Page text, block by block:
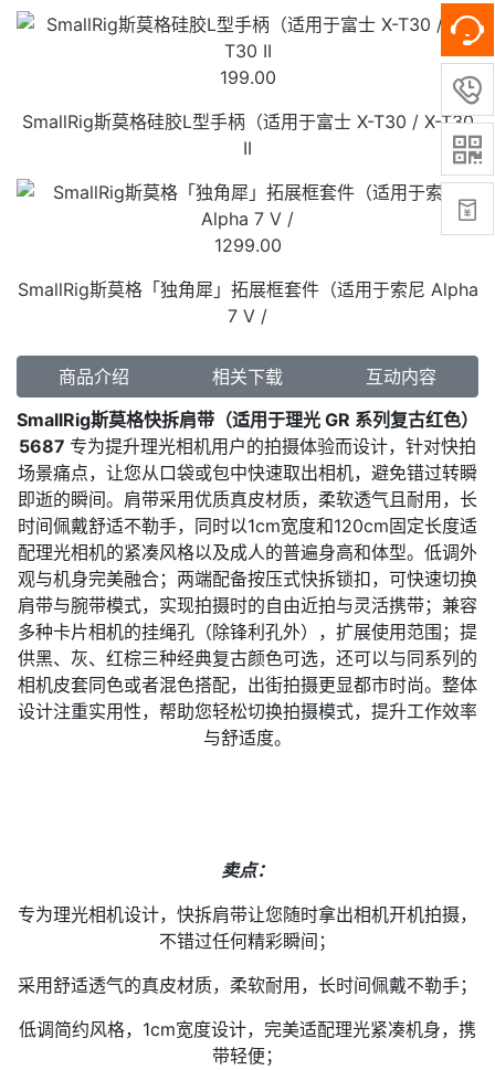



199.00
SmallRig斯莫格硅胶L型手柄（适用于富士 X-T30 / X-T30
II
1299.00
SmallRig斯莫格「独角犀」拓展框套件（适用于索尼 Alpha
7 V /
商品介绍 相关下载
互动内容
SmallRig斯莫格快拆肩带（适用于理光 GR 系列复古红色）
5687 专为提升理光相机用户的拍摄体验而设计，针对快拍
场景痛点，让您从口袋或包中快速取出相机，避免错过转瞬
即逝的瞬间。肩带采用优质真皮材质，柔软透气且耐用，长
时间佩戴舒适不勒手，同时以1cm宽度和120cm固定长度适
配理光相机的紧凑风格以及成人的普遍身高和体型。低调外
观与机身完美融合；两端配备按压式快拆锁扣，可快速切换
肩带与腕带模式，实现拍摄时的自由近拍与灵活携带；兼容
多种卡片相机的挂绳孔（除锋利孔外），扩展使用范围；提
供黑、灰、红棕三种经典复古颜色可选，还可以与同系列的
相机皮套同色或者混色搭配，出街拍摄更显都市时尚。整体
设计注重实用性，帮助您轻松切换拍摄模式，提升工作效率
与舒适度。
卖点：
专为理光相机设计，快拆肩带让您随时拿出相机开机拍摄，
不错过任何精彩瞬间；
采用舒适透气的真皮材质，柔软耐用，长时间佩戴不勒手；
低调简约风格，1cm宽度设计，完美适配理光紧凑机身，携
带轻便；